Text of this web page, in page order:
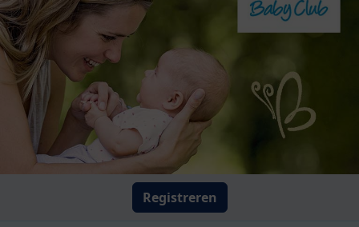
Registreren